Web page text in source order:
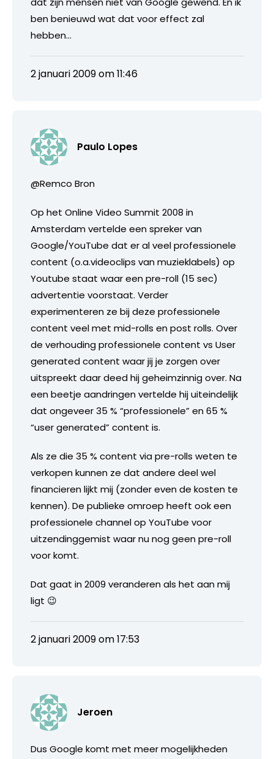
ben benieuwd wat dat voor effect zal
hebben…
2 januari 2009 om 11:46
Paulo Lopes
@Remco Bron
Op het Online Video Summit 2008 in
Amsterdam vertelde een spreker van
Google/YouTube dat er al veel professionele
content (o.a.videoclips van muzieklabels) op
Youtube staat waar een pre-roll (15 sec)
advertentie voorstaat. Verder
experimenteren ze bij deze professionele
content veel met mid-rolls en post rolls. Over
de verhouding professionele content vs User
generated content waar jij je zorgen over
uitspreekt daar deed hij geheimzinnig over. Na
een beetje aandringen vertelde hij uiteindelijk
dat ongeveer 35 % “professionele” en 65 %
“user generated” content is.
Als ze die 35 % content via pre-rolls weten te
verkopen kunnen ze dat andere deel wel
financieren lijkt mij (zonder even de kosten te
kennen). De publieke omroep heeft ook een
professionele channel op YouTube voor
uitzendinggemist waar nu nog geen pre-roll
voor komt.
Dat gaat in 2009 veranderen als het aan mij
ligt 😉
2 januari 2009 om 17:53
Jeroen
Dus Google komt met meer mogelijkheden